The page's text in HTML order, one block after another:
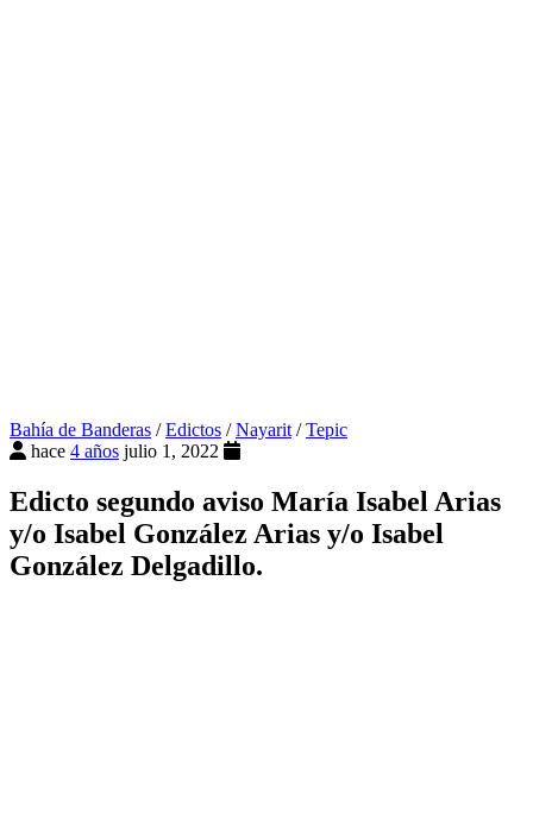
Bahía de Banderas /Edictos /Nayarit/Tepic
hace 4 años julio 1, 2022
Edicto segundo aviso María Isabel Arias
y/o Isabel González Arias y/o Isabel
González Delgadillo.